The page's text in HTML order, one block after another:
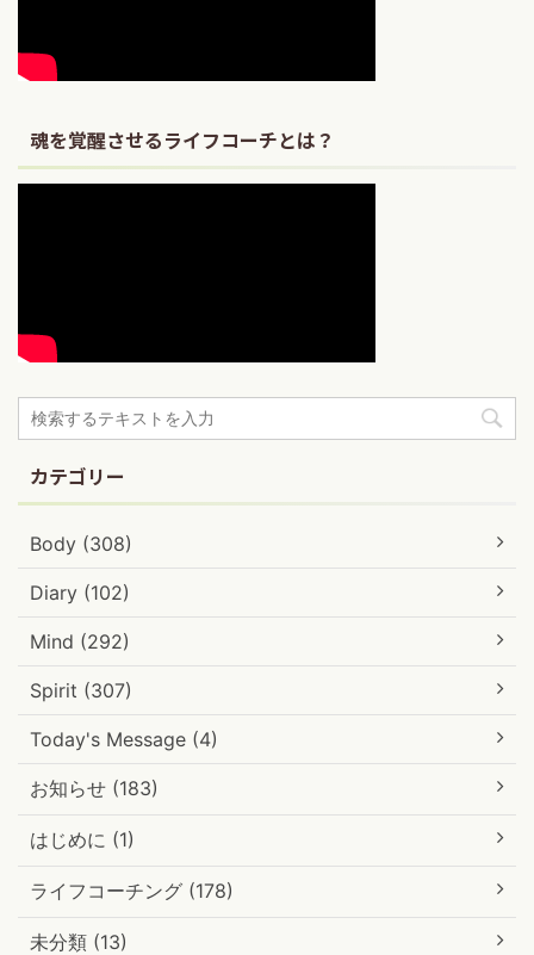
魂を覚醒させるライフコーチとは？
カテゴリー
Body (308)
Diary (102)
Mind (292)
Spirit (307)
Today's Message (4)
お知らせ (183)
はじめに (1)
ライフコーチング (178)
未分類 (13)